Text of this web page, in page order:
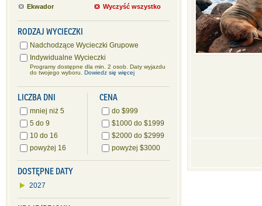
Ekwador Wyczyść wszystko
RODZAJ WYCIECZKI
Nadchodzące Wycieczki Grupowe
Indywidualne Wycieczki
Programy dostępne dla min. 2 osob. Daty wyjazdu
do twojego wyboru. Dowiedz się więcej
LICZBA DNI
mniej niż 5
5 do 9
10 do 16
powyżej 16
CENA
do $999
$1000 do $1999
$2000 do $2999
powyżej $3000
DOSTĘPNE DATY
2027